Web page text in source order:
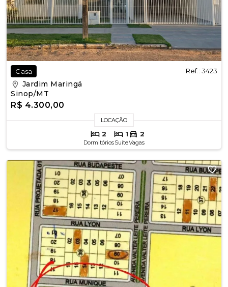
Casa Ref.: 3423
Jardim Maringá
Sinop/MT
R$ 4.300,00
LOCAÇÃO
2
Dormitórios
1
Suíte
2
Vagas